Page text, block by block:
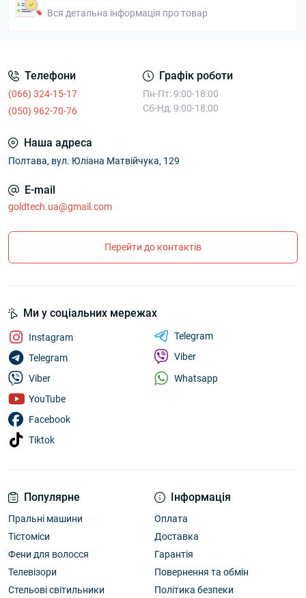
Вся детальна інформація про товар
Телефони
(066) 324-15-17
(050) 962-70-76
Графік роботи
Пн-Пт: 9:00-18:00
Сб-Нд: 9:00-18:00
Наша адреса
Полтава, вул. Юліана Матвійчука, 129
E-mail
goldtech.ua@gmail.com
Перейти до контактів
Популярне
Пральні машини
Тістоміси
Фени для волосся
Телевізори
Стельові світильники
Інформація
Оплата
Доставка
Гарантія
Повернення та обмін
Політика безпеки
Ми у соціальних мережах
Instagram
Telegram
Viber
YouTube
Facebook
Tiktok
Telegram
Viber
Whatsapp